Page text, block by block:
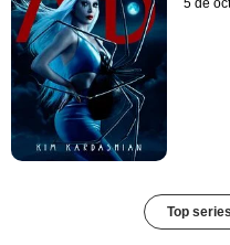
5 de
Top